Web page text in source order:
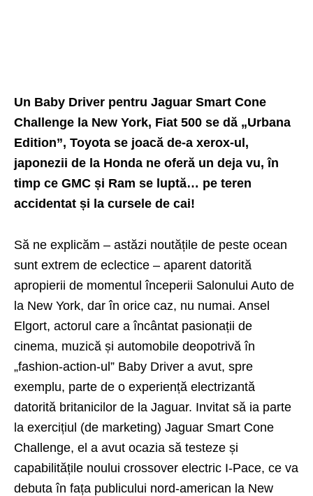
Un Baby Driver pentru Jaguar Smart Cone
Challenge la New York, Fiat 500 se dă „Urbana
Edition”, Toyota se joacă de-a xerox-ul,
japonezii de la Honda ne oferă un deja vu, în
timp ce GMC și Ram se luptă… pe teren
accidentat și la cursele de cai!
Să ne explicăm – astăzi noutățile de peste ocean
sunt extrem de eclectice – aparent datorită
apropierii de momentul începerii Salonului Auto de
la New York, dar în orice caz, nu numai. Ansel
Elgort, actorul care a încântat pasionații de
cinema, muzică și automobile deopotrivă în
„fashion-action-ul” Baby Driver a avut, spre
exemplu, parte de o experiență electrizantă
datorită britanicilor de la Jaguar. Invitat să ia parte
la exercițiul (de marketing) Jaguar Smart Cone
Challenge, el a avut ocazia să testeze și
capabilitățile noului crossover electric I-Pace, ce va
debuta în fața publicului nord-american la New